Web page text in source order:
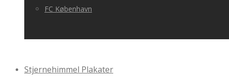
FC København
Stjernehimmel Plakater